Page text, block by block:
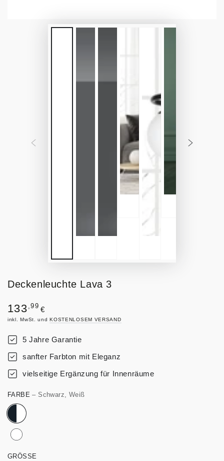
Deckenleuchte Lava 3
Regulärer
Preis
133 ,99 €
inkl. MwSt. undKOSTENLOSEM VERSAND
5 Jahre Garantie
sanfter Farbton mit Eleganz
vielseitige Ergänzung für Innenräume
FARBE– Schwarz, Weiß
GRÖSSE